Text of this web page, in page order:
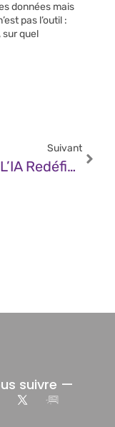
données mais
pas l’outil :
sur quel
Suivant
JDN – L’IA Redéfinit Les Indicateurs De L’expérience Employés
suivre —